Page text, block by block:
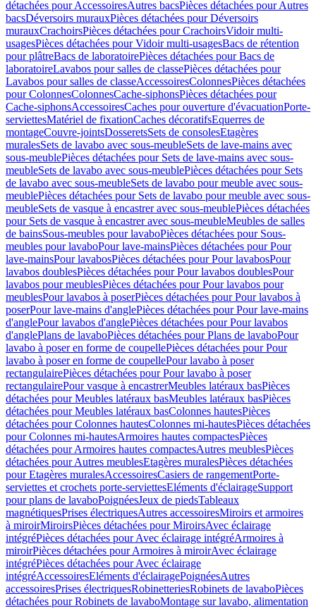
détachées pour AccessoiresAutres bacsPièces détachées pour Autres
bacsDéversoirs murauxPièces détachées pour Déversoirs
murauxCrachoirsPièces détachées pour CrachoirsVidoir multi-
usagesPièces détachées pour Vidoir multi-usagesBacs de rétention
pour plâtreBacs de laboratoirePièces détachées pour Bacs de
laboratoireLavabos pour salles de classePièces détachées pour
Lavabos pour salles de classeAccessoiresColonnesPièces détachées
pour ColonnesColonnesCache-siphonsPièces détachées pour
Cache-siphonsAccessoiresCaches pour ouverture d'évacuationPorte-
serviettesMatériel de fixationCaches décoratifsEquerres de
montageCouvre-jointsDosseretsSets de consolesEtagères
muralesSets de lavabo avec sous-meubleSets de lave-mains avec
sous-meublePièces détachées pour Sets de lave-mains avec sous-
meubleSets de lavabo avec sous-meublePièces détachées pour Sets
de lavabo avec sous-meubleSets de lavabo pour meuble avec sous-
meublePièces détachées pour Sets de lavabo pour meuble avec sous-
meubleSets de vasque à encastrer avec sous-meublePièces détachées
pour Sets de vasque à encastrer avec sous-meubleMeubles de salles
de bainsSous-meubles pour lavaboPièces détachées pour Sous-
meubles pour lavaboPour lave-mainsPièces détachées pour Pour
lave-mainsPour lavabosPièces détachées pour Pour lavabosPour
lavabos doublesPièces détachées pour Pour lavabos doublesPour
lavabos pour meublesPièces détachées pour Pour lavabos pour
meublesPour lavabos à poserPièces détachées pour Pour lavabos à
poserPour lave-mains d'anglePièces détachées pour Pour lave-mains
d'anglePour lavabos d'anglePièces détachées pour Pour lavabos
d'anglePlans de lavaboPièces détachées pour Plans de lavaboPour
lavabo à poser en forme de coupellePièces détachées pour Pour
lavabo à poser en forme de coupellePour lavabo à poser
rectangulairePièces détachées pour Pour lavabo à poser
rectangulairePour vasque à encastrerMeubles latéraux basPièces
détachées pour Meubles latéraux basMeubles latéraux basPièces
détachées pour Meubles latéraux basColonnes hautesPièces
détachées pour Colonnes hautesColonnes mi-hautesPièces détachées
pour Colonnes mi-hautesArmoires hautes compactesPièces
détachées pour Armoires hautes compactesAutres meublesPièces
détachées pour Autres meublesEtagères muralesPièces détachées
pour Etagères muralesAccessoiresCasiers de rangementPorte-
serviettes et crochets porte-serviettesEléments d'éclairageSupport
pour plans de lavaboPoignéesJeux de piedsTableaux
magnétiquesPrises électriquesAutres accessoiresMiroirs et armoires
à miroirMiroirsPièces détachées pour MiroirsAvec éclairage
intégréPièces détachées pour Avec éclairage intégréArmoires à
miroirPièces détachées pour Armoires à miroirAvec éclairage
intégréPièces détachées pour Avec éclairage
intégréAccessoiresEléments d'éclairagePoignéesAutres
accessoiresPrises électriquesRobinetteriesRobinets de lavaboPièces
détachées pour Robinets de lavaboMontage sur lavabo, alimentation